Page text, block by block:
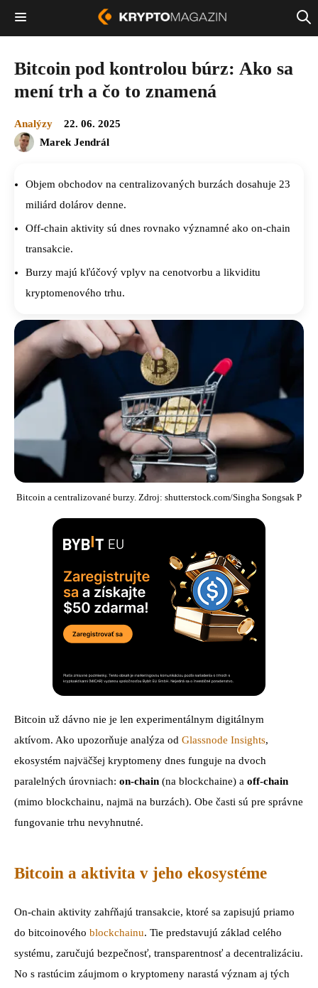
Bitcoin pod kontrolou búrz: Ako sa
mení trh a čo to znamená
Analýzy
22. 06. 2025
Marek Jendrál
Objem obchodov na centralizovaných burzách dosahuje 23
miliárd dolárov denne.
Off-chain aktivity sú dnes rovnako významné ako on-chain
transakcie.
Burzy majú kľúčový vplyv na cenotvorbu a likviditu
kryptomenového trhu.
Bitcoin a centralizované burzy. Zdroj: shutterstock.com/Singha Songsak P
Bitcoin už dávno nie je len experimentálnym digitálnym
aktívom. Ako upozorňuje analýza od Glassnode Insights,
ekosystém najväčšej kryptomeny dnes funguje na dvoch
paralelných úrovniach: on-chain (na blockchaine) a off-chain
(mimo blockchainu, najmä na burzách). Obe časti sú pre správne
fungovanie trhu nevyhnutné.
Bitcoin a aktivita v jeho ekosystéme
On-chain aktivity zahŕňajú transakcie, ktoré sa zapisujú priamo
do bitcoinového blockchainu. Tie predstavujú základ celého
systému, zaručujú bezpečnosť, transparentnosť a decentralizáciu.
No s rastúcim záujmom o kryptomeny narastá význam aj tých